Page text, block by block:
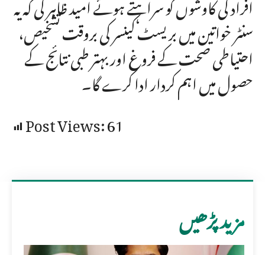
سنٹر خواتین میں بریسٹ کینسر کی بروقت تشخیص،
احتیاطی صحت کے فروغ اور بہتر طبی نتائج کے
حصول میں اہم کردار ادا کرے گا۔
Post Views:61
مزید پڑھیں